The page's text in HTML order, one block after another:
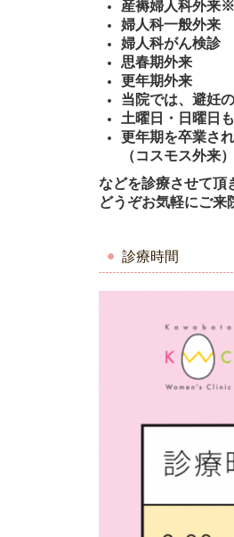
産褥婦人科外来※
婦人科一般外来
婦人科がん検診
思春期外来
更年期外来
当院では、避妊
土曜日・日曜日
更年期を卒業さ
（コスモス外来）
などを診療させて頂
どうぞお気軽にご来
診療時間